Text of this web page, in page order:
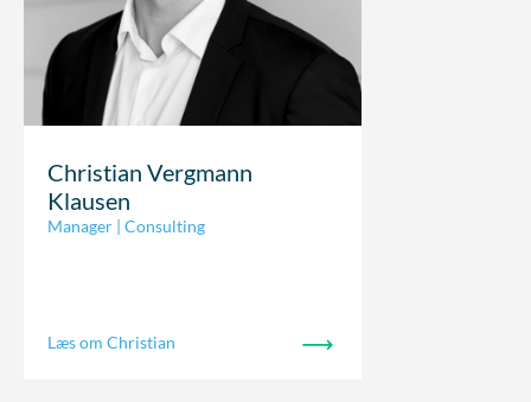
Christian Vergmann
Klausen
Manager | Consulting
Læs om Christian